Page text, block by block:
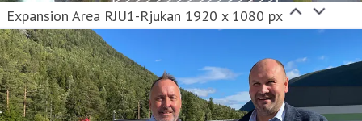
Expansion Area RJU1-Rjukan 1920 x 1080 px